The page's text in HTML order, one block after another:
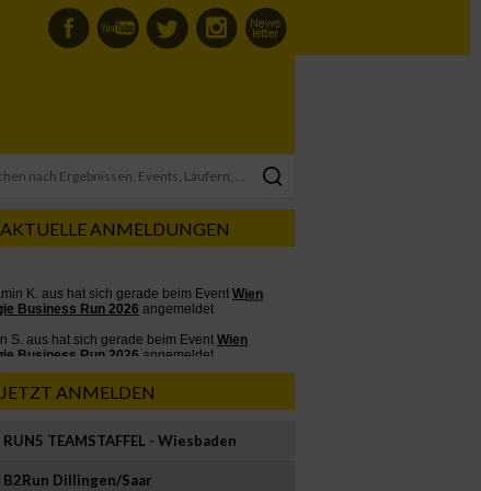
AKTUELLE ANMELDUNGEN
JETZT ANMELDEN
RUN5 TEAMSTAFFEL - Wiesbaden
B2Run Dillingen/Saar